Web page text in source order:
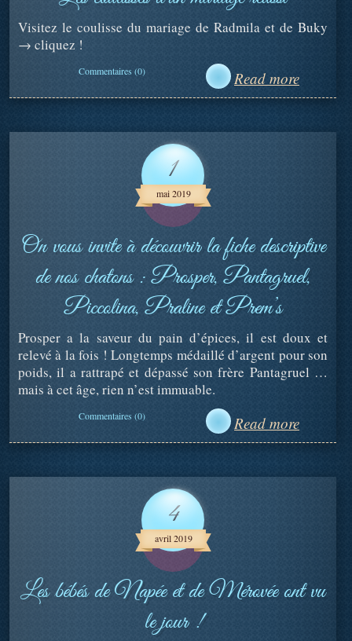
Visitez le coulisse du mariage de Radmila et de Buky
→ cliquez !
Commentaires (0) Read more
1
mai 2019
On vous invite à découvrir la fiche descriptive
de nos chatons : Prosper, Pantagruel,
Piccolina, Praline et Prem’s
Prosper a la saveur du pain d’épices, il est doux et
relevé à la fois ! Longtemps médaillé d’argent pour son
poids, il a rattrapé et dépassé son frère Pantagruel …
mais à cet âge, rien n’est immuable.
Commentaires (0) Read more
4
avril 2019
Les bébés de Napée et de Mérovée ont vu
le jour !